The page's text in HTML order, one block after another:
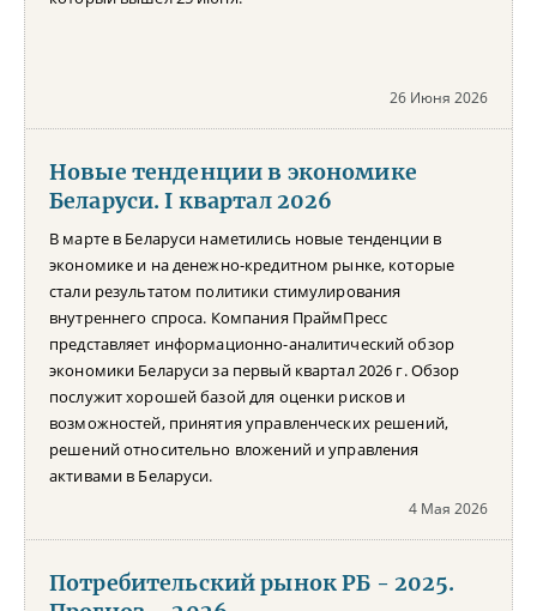
26 Июня 2026
Новые тенденции в экономике
Беларуси. I квартал 2026
В марте в Беларуси наметились новые тенденции в
экономике и на денежно-кредитном рынке, которые
стали результатом политики стимулирования
внутреннего спроса. Компания ПраймПресс
представляет информационно-аналитический обзор
экономики Беларуси за первый квартал 2026 г. Обзор
послужит хорошей базой для оценки рисков и
возможностей, принятия управленческих решений,
решений относительно вложений и управления
активами в Беларуси.
4 Мая 2026
Потребительский рынок РБ - 2025.